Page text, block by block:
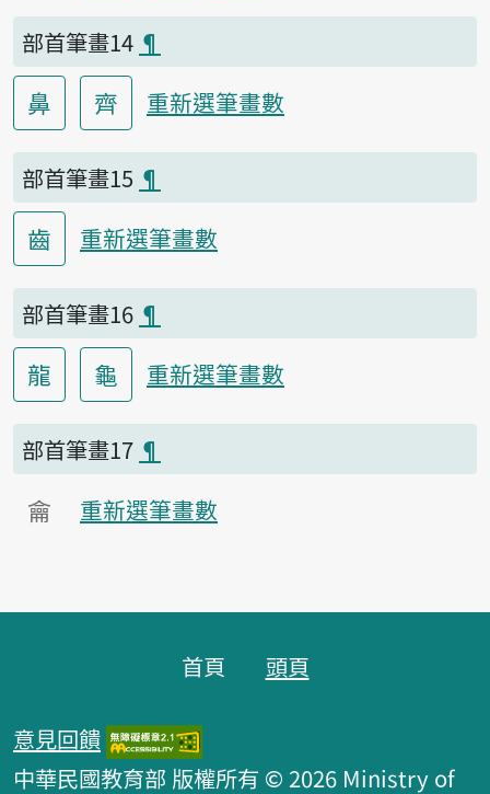
部首筆畫14 ¶
鼻 齊 重新選筆畫數
部首筆畫15 ¶
齒 重新選筆畫數
部首筆畫16 ¶
龍 龜 重新選筆畫數
部首筆畫17 ¶
龠 重新選筆畫數
首頁 頭頁
意見回饋
中華民國教育部 版權所有 © 2026 Ministry of